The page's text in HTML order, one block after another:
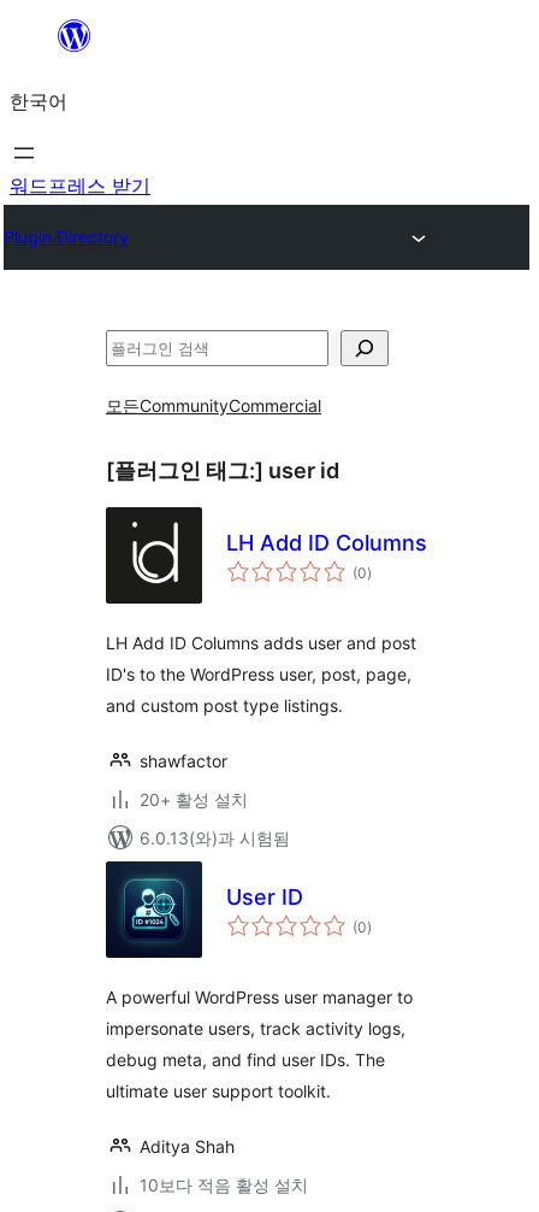
츠
로
바
가
한국어
워드프레스 받기
Plugin Directory
검
모든CommunityCommercial
[플러그인 태그:] user id
LH Add ID Columns
(0전
체)
LH Add ID Columns adds user and post
ID's to the WordPress user, post, page,
and custom post type listings.
shawfactor
20+ 활성 설치
6.0.13(와)과 시험됨
User ID
(0전
체)
A powerful WordPress user manager to
impersonate users, track activity logs,
debug meta, and find user IDs. The
ultimate user support toolkit.
Aditya Shah
10보다 적음 활성 설치